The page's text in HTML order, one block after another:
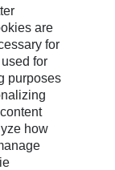
are
for
for
purposes
how